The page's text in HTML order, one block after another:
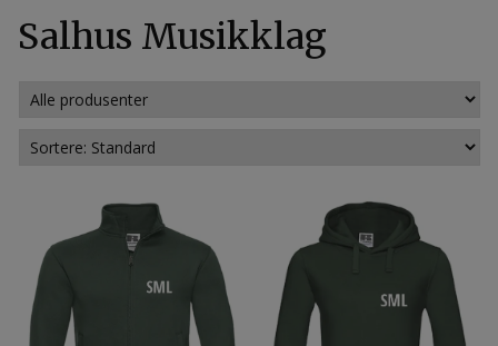
Salhus Musikklag